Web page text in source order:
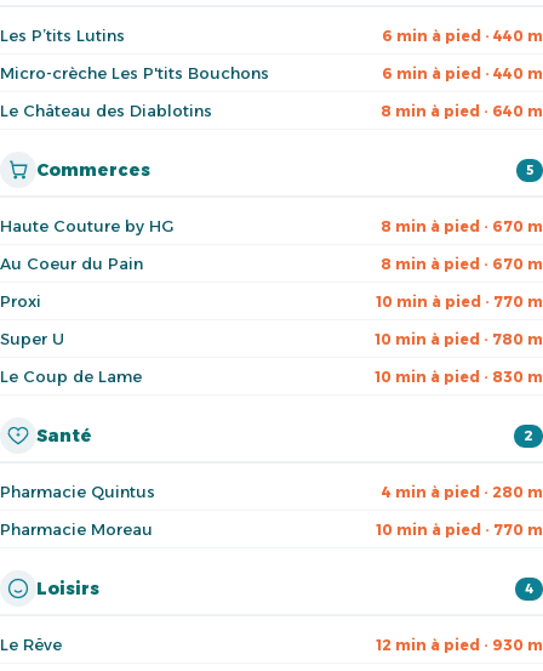
Les P’tits Lutins 6 min à pied · 440 m
Micro-crèche Les P'tits Bouchons 6 min à pied · 440 m
Le Château des Diablotins 8 min à pied · 640 m
Commerces 5
Haute Couture by HG 8 min à pied · 670 m
Au Coeur du Pain 8 min à pied · 670 m
Proxi 10 min à pied · 770 m
Super U 10 min à pied · 780 m
Le Coup de Lame 10 min à pied · 830 m
Santé 2
Pharmacie Quintus 4 min à pied · 280 m
Pharmacie Moreau 10 min à pied · 770 m
Loisirs 4
Le Rêve 12 min à pied · 930 m